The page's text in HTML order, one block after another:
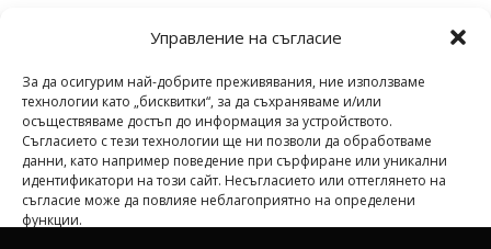
Управление на съгласие
За да осигурим най-добрите преживявания, ние използваме
технологии като „бисквитки“, за да съхраняваме и/или
осъществяваме достъп до информация за устройството.
Съгласието с тези технологии ще ни позволи да обработваме
данни, като например поведение при сърфиране или уникални
идентификатори на този сайт. Несъгласието или оттеглянето на
съгласие може да повлияе неблагоприятно на определени
функции.
Използването или публикуването на част или
разрешение е забранено.
veilend.com © Всички права запазени. | 2026 ©